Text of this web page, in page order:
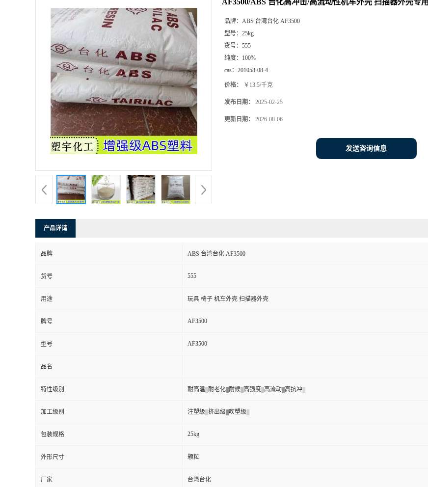
AF3500/ABS 台化高冲击/高流动性机车外壳 扫描器外壳专用
品牌： ABS 台湾台化 AF3500
型号： 25kg
货号： 555
纯度： 100%
cas： 201058-08-4
价格： ￥13.5/千克
发布日期： 2025-02-25
更新日期： 2026-08-06
发送咨询信息
产品详请
品牌 ABS 台湾台化 AF3500
货号 555
用途 玩具 椅子 机车外壳 扫描器外壳
牌号 AF3500
型号 AF3500
品名
特性级别 耐高温|||耐老化|||耐候|||高强度|||高流动|||高抗冲|||
加工级别 注塑级|||挤出级|||吹塑级|||
包装规格 25kg
外形尺寸 颗粒
厂家 台湾台化